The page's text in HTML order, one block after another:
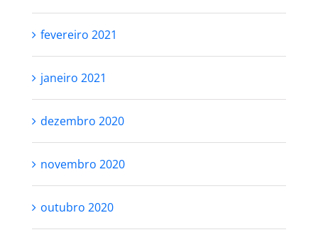
fevereiro 2021
janeiro 2021
dezembro 2020
novembro 2020
outubro 2020